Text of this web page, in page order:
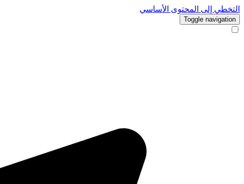
التخطي إلى المحتوى الأساسي
Toggle navigation